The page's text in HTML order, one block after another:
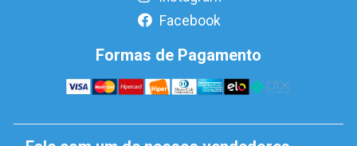
Facebook
Formas de Pagamento